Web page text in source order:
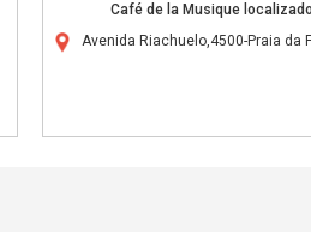
Café de la Musique
Avenida Riachuelo,4500-Praia da